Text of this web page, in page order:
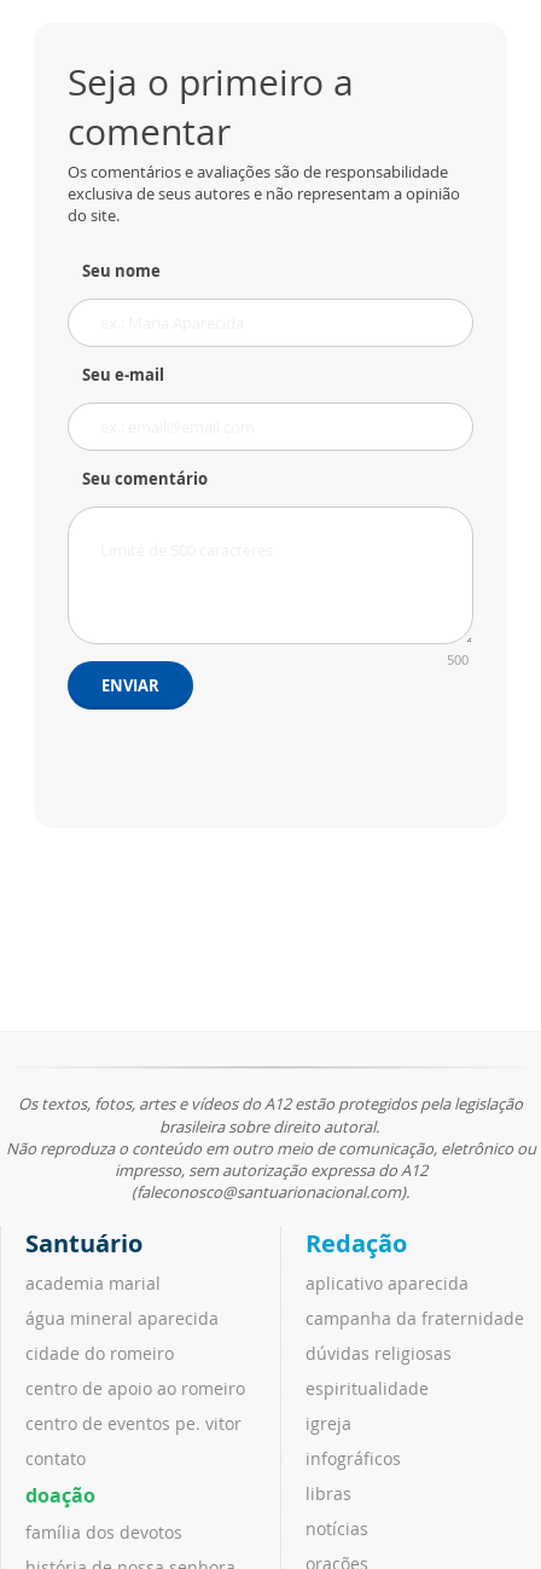
Seja o primeiro a
comentar
Os comentários e avaliações são de responsabilidade
exclusiva de seus autores e não representam a opinião
do site.
Seu nome
Seu e-mail
Seu comentário
500
ENVIAR
Os textos, fotos, artes e vídeos do A12 estão protegidos pela legislação
brasileira sobre direito autoral.
Não reproduza o conteúdo em outro meio de comunicação, eletrônico ou
impresso, sem autorização expressa do A12
(faleconosco@santuarionacional.com).
Santuário
academia marial
água mineral aparecida
cidade do romeiro
centro de apoio ao romeiro
centro de eventos pe. vitor
contato
doação
família dos devotos
Redação
aplicativo aparecida
campanha da fraternidade
dúvidas religiosas
espiritualidade
igreja
infográficos
libras
notícias
orações